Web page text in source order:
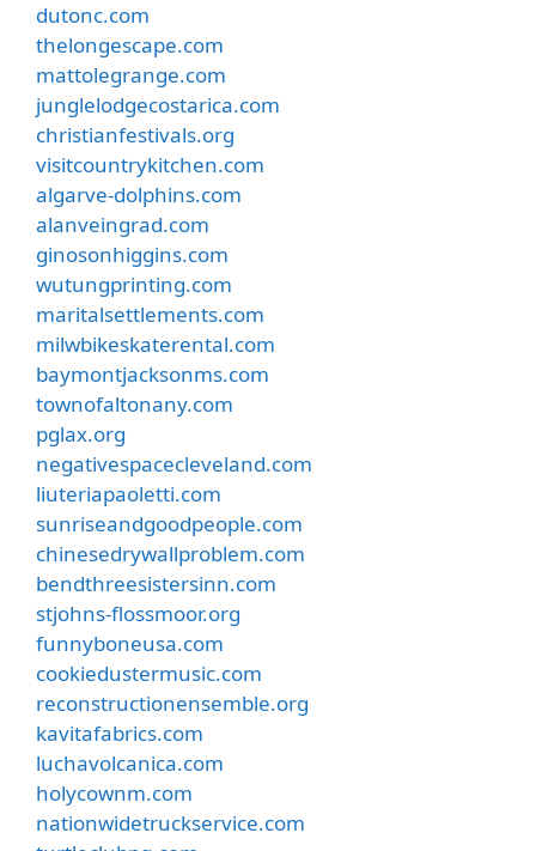
dutonc.com
thelongescape.com
mattolegrange.com
junglelodgecostarica.com
christianfestivals.org
visitcountrykitchen.com
algarve-dolphins.com
alanveingrad.com
ginosonhiggins.com
wutungprinting.com
maritalsettlements.com
milwbikeskaterental.com
baymontjacksonms.com
townofaltonany.com
pglax.org
negativespacecleveland.com
liuteriapaoletti.com
sunriseandgoodpeople.com
chinesedrywallproblem.com
bendthreesistersinn.com
stjohns-flossmoor.org
funnyboneusa.com
cookiedustermusic.com
reconstructionensemble.org
kavitafabrics.com
luchavolcanica.com
holycownm.com
nationwidetruckservice.com